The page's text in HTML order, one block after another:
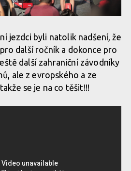
jezdci byli natolik nadšení, že
další ročník a dokonce pro
další zahraniční závodníky
ale z evropského a ze
se je na co těšit!!!